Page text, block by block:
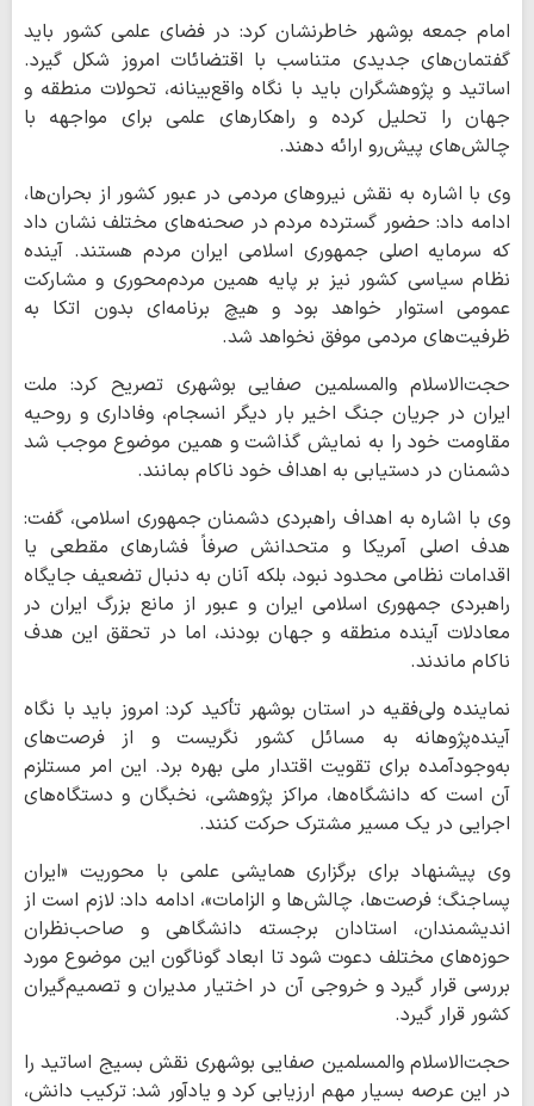
امام جمعه بوشهر خاطرنشان کرد: در فضای علمی کشور باید
گفتمان‌های جدیدی متناسب با اقتضائات امروز شکل گیرد.
اساتید و پژوهشگران باید با نگاه واقع‌بینانه، تحولات منطقه و
جهان را تحلیل کرده و راهکارهای علمی برای مواجهه با
چالش‌های پیش‌رو ارائه دهند.
وی با اشاره به نقش نیروهای مردمی در عبور کشور از بحران‌ها،
ادامه داد: حضور گسترده مردم در صحنه‌های مختلف نشان داد
که سرمایه اصلی جمهوری اسلامی ایران مردم هستند. آینده
نظام سیاسی کشور نیز بر پایه همین مردم‌محوری و مشارکت
عمومی استوار خواهد بود و هیچ برنامه‌ای بدون اتکا به
ظرفیت‌های مردمی موفق نخواهد شد.
حجت‌الاسلام والمسلمین صفایی بوشهری تصریح کرد: ملت
ایران در جریان جنگ اخیر بار دیگر انسجام، وفاداری و روحیه
مقاومت خود را به نمایش گذاشت و همین موضوع موجب شد
دشمنان در دستیابی به اهداف خود ناکام بمانند.
وی با اشاره به اهداف راهبردی دشمنان جمهوری اسلامی، گفت:
هدف اصلی آمریکا و متحدانش صرفاً فشارهای مقطعی یا
اقدامات نظامی محدود نبود، بلکه آنان به دنبال تضعیف جایگاه
راهبردی جمهوری اسلامی ایران و عبور از مانع بزرگ ایران در
معادلات آینده منطقه و جهان بودند، اما در تحقق این هدف
ناکام ماندند.
نماینده ولی‌فقیه در استان بوشهر تأکید کرد: امروز باید با نگاه
آینده‌پژوهانه به مسائل کشور نگریست و از فرصت‌های
به‌وجودآمده برای تقویت اقتدار ملی بهره برد. این امر مستلزم
آن است که دانشگاه‌ها، مراکز پژوهشی، نخبگان و دستگاه‌های
اجرایی در یک مسیر مشترک حرکت کنند.
وی پیشنهاد برای برگزاری همایشی علمی با محوریت «ایران
پساجنگ؛ فرصت‌ها، چالش‌ها و الزامات»، ادامه داد: لازم است از
اندیشمندان، استادان برجسته دانشگاهی و صاحب‌نظران
حوزه‌های مختلف دعوت شود تا ابعاد گوناگون این موضوع مورد
بررسی قرار گیرد و خروجی آن در اختیار مدیران و تصمیم‌گیران
کشور قرار گیرد.
حجت‌الاسلام والمسلمین صفایی بوشهری نقش بسیج اساتید را
در این عرصه بسیار مهم ارزیابی کرد و یادآور شد: ترکیب دانش،